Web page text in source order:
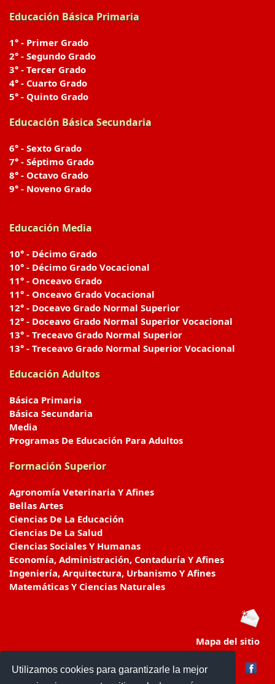
Utilizamos cookies para garantizarle la mejor
Educación Básica Primaria
1° - Primer Grado
2° - Segundo Grado
3° - Tercer Grado
4° - Cuarto Grado
5° - Quinto Grado
Educación Básica Secundaria
6° - Sexto Grado
7° - Séptimo Grado
8° - Octavo Grado
9° - Noveno Grado
Educación Media
10° - Décimo Grado
10° - Décimo Grado Vocacional
11° - Onceavo Grado
11° - Onceavo Grado Vocacional
12° - Doceavo Grado Normal Superior
12° - Doceavo Grado Normal Superior Vocacional
13° - Treceavo Grado Normal Superior
13° - Treceavo Grado Normal Superior Vocacional
Educación Adultos
Básica Primaria
Básica Secundaria
Media
Programas De Educación Para Adultos
Formación Superior
Agronomía Veterinaria Y Afines
Bellas Artes
Ciencias De La Educación
Ciencias De La Salud
Ciencias Sociales Y Humanas
Economía, Administración, Contaduría Y Afines
Ingeniería, Arquitectura, Urbanismo Y Afines
Matemáticas Y Ciencias Naturales
Mapa del sitio